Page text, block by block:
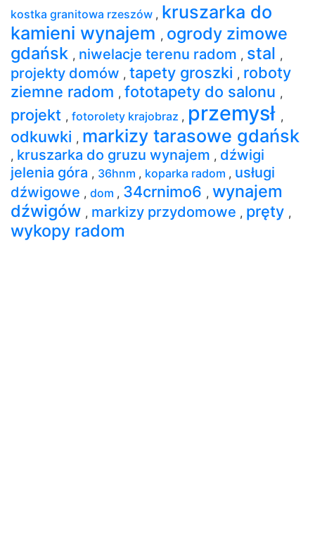
kostka granitowa rzeszów , kruszarka do
kamieni wynajem , ogrody zimowe
gdańsk , niwelacje terenu radom , stal ,
projekty domów , tapety groszki , roboty
ziemne radom , fototapety do salonu ,
projekt , fotorolety krajobraz , przemysł ,
odkuwki , markizy tarasowe gdańsk
, kruszarka do gruzu wynajem , dźwigi
jelenia góra , 36hnm , koparka radom , usługi
dźwigowe , dom , 34crnimo6 , wynajem
dźwigów , markizy przydomowe , pręty ,
wykopy radom